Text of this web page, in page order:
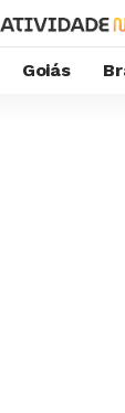
Goiás